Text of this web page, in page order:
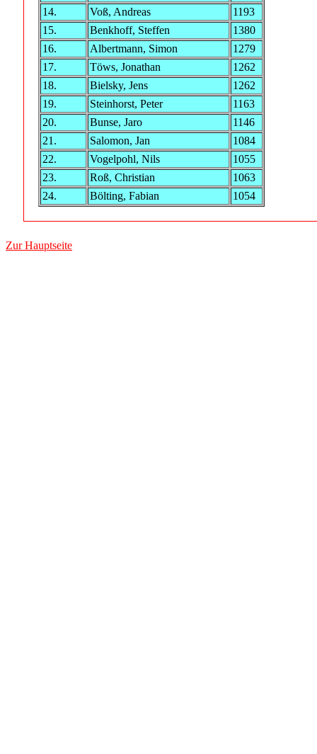
14.
Voß, Andreas
1193
15.
Benkhoff, Steffen
1380
16.
Albertmann, Simon
1279
17.
Töws, Jonathan
1262
18.
Bielsky, Jens
1262
19.
Steinhorst, Peter
1163
20.
Bunse, Jaro
1146
21.
Salomon, Jan
1084
22.
Vogelpohl, Nils
1055
23.
Roß, Christian
1063
24.
Bölting, Fabian 1054
Zur Hauptseite